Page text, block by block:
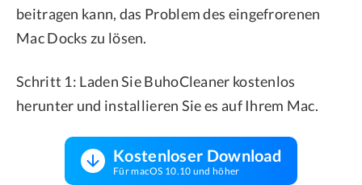
beitragen kann, das Problem des eingefrorenen
Mac Docks zu lösen.
Schritt 1: Laden Sie BuhoCleaner kostenlos
herunter und installieren Sie es auf Ihrem Mac.
Kostenloser Download
Für macOS 10.10 und höher